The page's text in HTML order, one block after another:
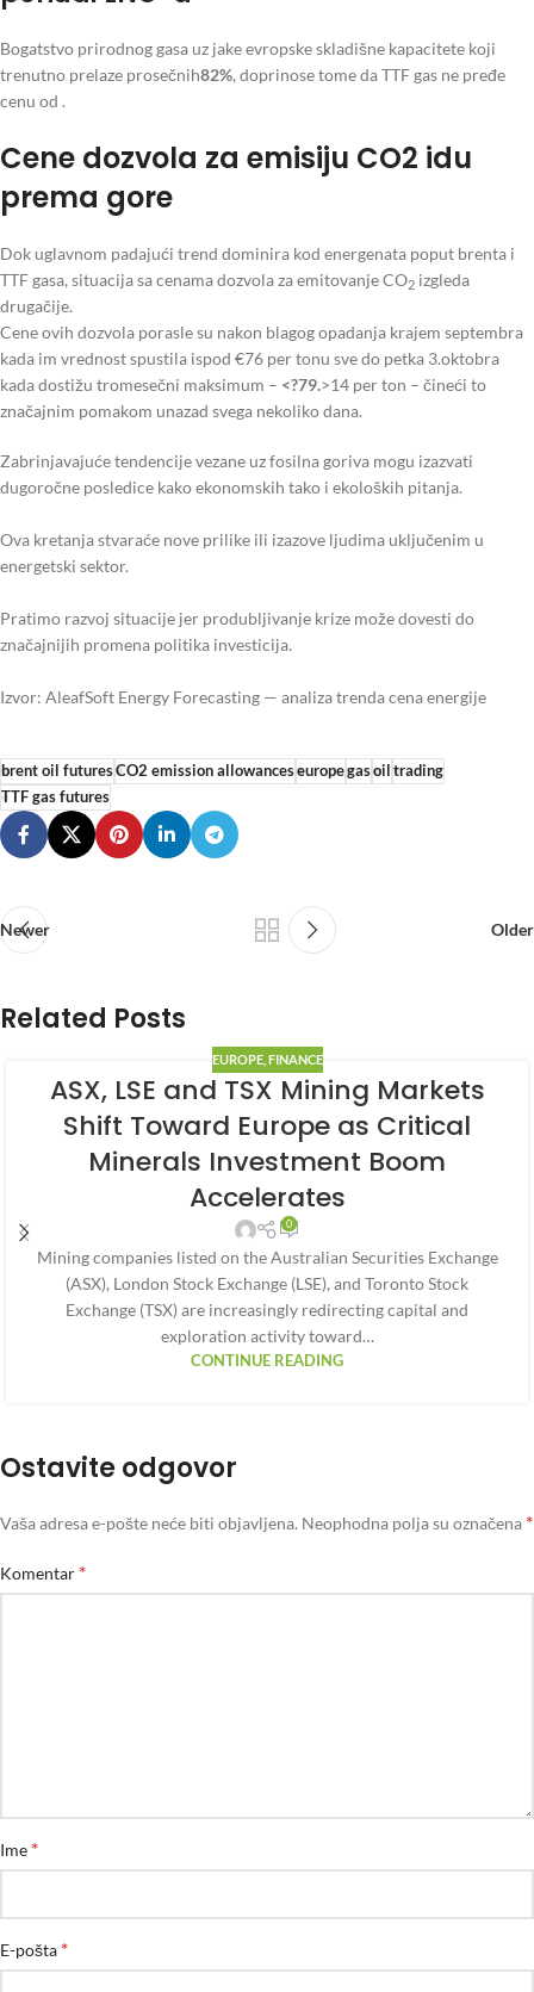
Bogatstvo prirodnog gasa uz jake evropske skladišne kapacitete koji
trenutno prelaze prosečnih82%, doprinose tome da TTF gas ne pređe
cenu od .
Cene dozvola za emisiju CO2 idu
prema gore
Dok uglavnom padajući trend dominira kod energenata poput brenta i
TTF gasa, situacija sa cenama dozvola za emitovanje CO2 izgleda
drugačije.
Cene ovih dozvola porasle su nakon blagog opadanja krajem septembra
kada im vrednost spustila ispod €76 per tonu sve do petka 3.oktobra
kada dostižu tromesečni maksimum – <?79.>14 per ton – čineći to
značajnim pomakom unazad svega nekoliko dana.
Zabrinjavajuće tendencije vezane uz fosilna goriva mogu izazvati
dugoročne posledice kako ekonomskih tako i ekoloških pitanja.
Ova kretanja stvaraće nove prilike ili izazove ljudima uključenim u
energetski sektor.
Pratimo razvoj situacije jer produbljivanje krize može dovesti do
značajnijih promena politika investicija.
Izvor: AleafSoft Energy Forecasting — analiza trenda cena energije
brent oil futuresCO2 emission allowanceseuropegasoil trading
TTF gas futures
Newer Older
Related Posts
EUROPE, FINANCE
ASX, LSE and TSX Mining Markets
Shift Toward Europe as Critical
Minerals Investment Boom
Accelerates
0
Mining companies listed on the Australian Securities Exchange
(ASX), London Stock Exchange (LSE), and Toronto Stock
Exchange (TSX) are increasingly redirecting capital and
exploration activity toward…
CONTINUE READING
Ostavite odgovor
Vaša adresa e-pošte neće biti objavljena. Neophodna polja su označena *
Komentar *
Ime *
E-pošta *